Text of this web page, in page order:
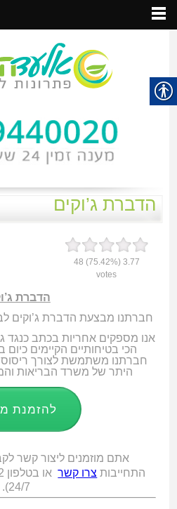
הדברת ג’וקים
3.77
(75.42%)
48
votes
הדברת
חברתנו מבצעת הדברת ג’וקים
אנו מספקים אחריות בכתב כנגד
הכי בטיחותיים הקיימים
חברתנו משתמשת לצורך ריסוס
היתר של משרד הבריאות
להזמנת
אתם מוזמנים ליצור קשר
התחייבות צרו קשר
24/7).